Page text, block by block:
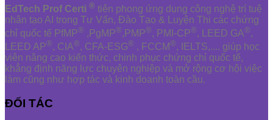
EdTech Prof Certi ® tiên phong ứng dụng công nghệ trí tuệ
nhân tạo AI trong Tư Vấn, Đào Tạo & Luyện Thi các chứng
chỉ quốc tế PfMP® ,PgMP®,PMP®, PMI-CP®, LEED GA®,
LEED AP®, CIA®, CFA-ESG® , FCCM®, IELTS,.... giúp học
viên nâng cao kiến thức, chinh phục chứng chỉ quốc tế,
khẳng định năng lực chuyên nghiệp và mở rộng cơ hội việc
làm cũng như hợp tác và kinh doanh toàn cầu.
ĐỐI TÁC